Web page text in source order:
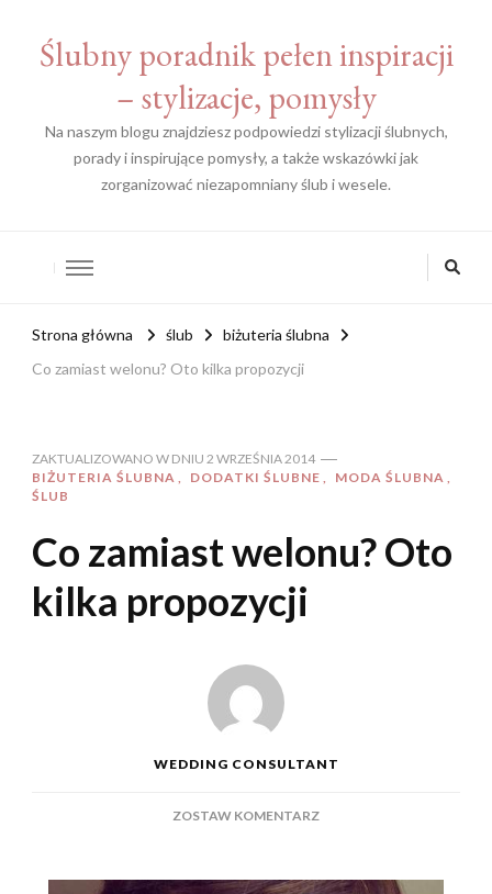
Ślubny poradnik pełen inspiracji
– stylizacje, pomysły
Na naszym blogu znajdziesz podpowiedzi stylizacji ślubnych,
porady i inspirujące pomysły, a także wskazówki jak
zorganizować niezapomniany ślub i wesele.
Strona główna ślub
biżuteria ślubna
Co zamiast welonu? Oto kilka propozycji
ZAKTUALIZOWANO W DNIU 2 WRZEŚNIA 2014
BIŻUTERIA ŚLUBNA
DODATKI ŚLUBNE
MODA ŚLUBNA
ŚLUB
Co zamiast welonu? Oto
kilka propozycji
WEDDING CONSULTANT
ZOSTAW KOMENTARZDO
WELONU?